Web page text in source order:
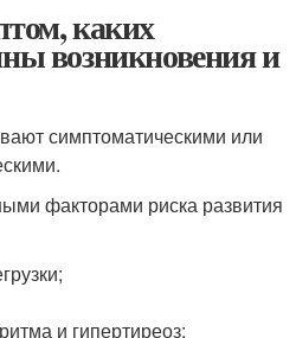
каких
возникновения и
симптоматическими или
факторами риска развития
и гипертиреоз;